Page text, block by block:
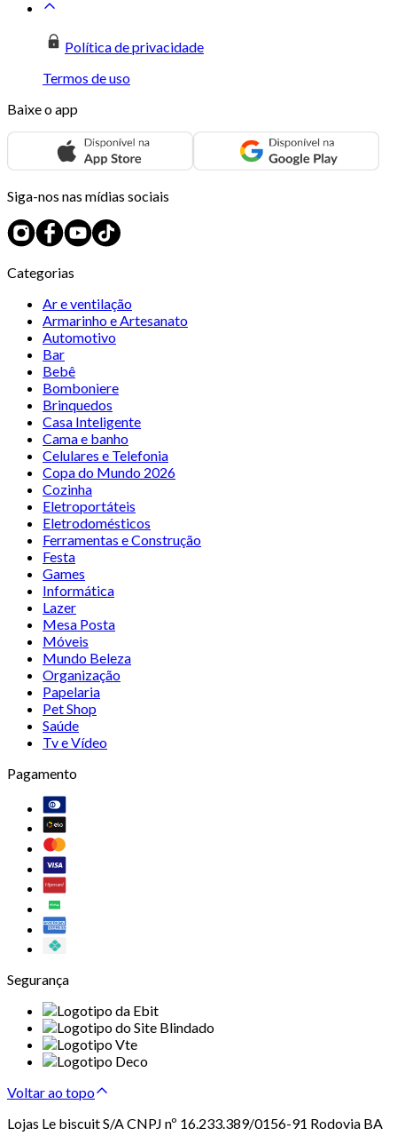
Política de privacidade
Termos de uso
Baixe o app
Siga-nos nas mídias sociais
Categorias
Ar e ventilação
Armarinho e Artesanato
Automotivo
Bar
Bebê
Bomboniere
Brinquedos
Casa Inteligente
Cama e banho
Celulares e Telefonia
Copa do Mundo 2026
Cozinha
Eletroportáteis
Eletrodomésticos
Ferramentas e Construção
Festa
Games
Informática
Lazer
Mesa Posta
Móveis
Mundo Beleza
Organização
Papelaria
Pet Shop
Saúde
Tv e Vídeo
Pagamento
Segurança
Voltar ao topo
Lojas Le biscuit S/A CNPJ nº 16.233.389/0156-91 Rodovia BA